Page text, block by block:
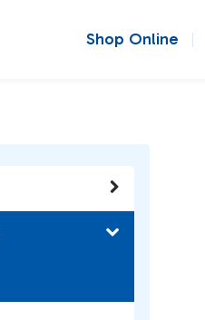
Shop Online